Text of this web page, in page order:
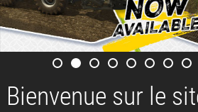
Bienvenue sur le